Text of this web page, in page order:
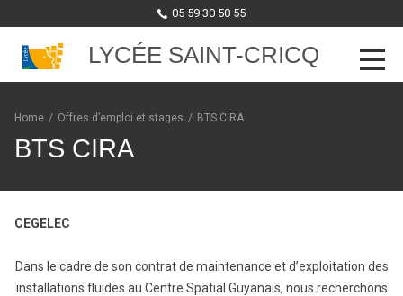
05 59 30 50 55
LYCÉE SAINT-CRICQ
Skip to content
Home / Offres d’emploi et stages / BTS CIRA
BTS CIRA
CEGELEC
Dans le cadre de son contrat de maintenance et d’exploitation des
installations fluides au Centre Spatial Guyanais, nous recherchons